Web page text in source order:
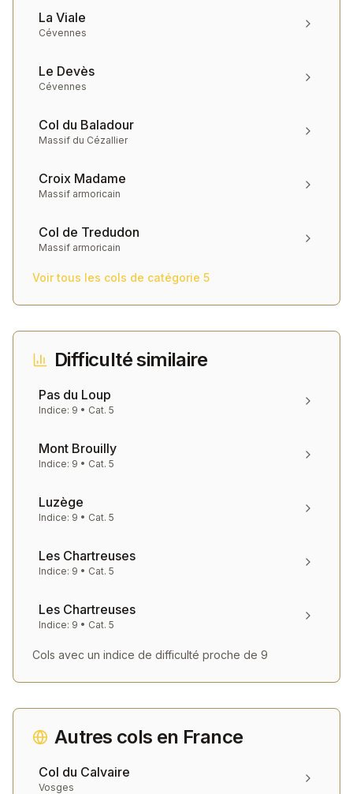
La Viale
Cévennes
Le Devès
Cévennes
Col du Baladour
Massif du Cézallier
Croix Madame
Massif armoricain
Col de Tredudon
Massif armoricain
Voir tous les cols de catégorie 5
Difficulté similaire
Pas du Loup
Indice: 9 • Cat. 5
Mont Brouilly
Indice: 9 • Cat. 5
Luzège
Indice: 9 • Cat. 5
Les Chartreuses
Indice: 9 • Cat. 5
Les Chartreuses
Indice: 9 • Cat. 5
Cols avec un indice de difficulté proche de 9
Autres cols en France
Col du Calvaire
Vosges